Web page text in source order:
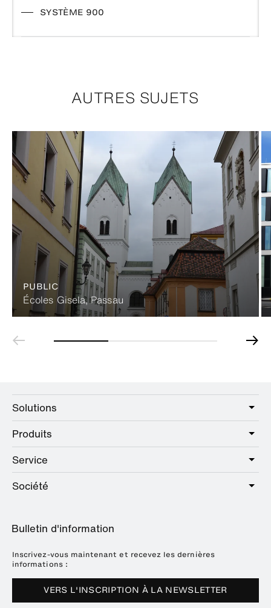
SYSTÈME 900
AUTRES SUJETS
PUBLIC
Écoles Gisela, Passau
Solutions
Care
Public
Hotel
Produits
Sanitaire
Quincaillerie
Expositions
Service
Offre de services
Brochures et catalogues
Downloads
Société
Références
Presse
Dates des salons
Durabilité
Bulletin d'information
Inscrivez-vous maintenant et recevez les dernières
informations :
VERS L'INSCRIPTION À LA NEWSLETTER